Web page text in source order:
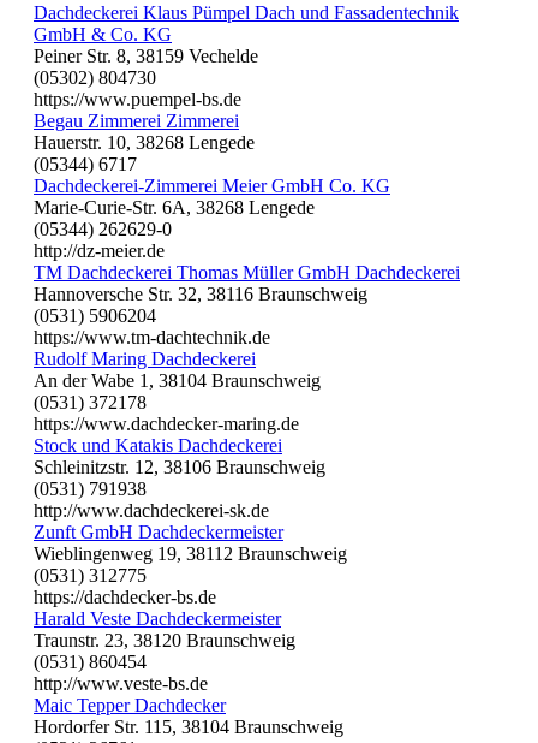
Dachdeckerei Klaus Pümpel Dach und Fassadentechnik
GmbH & Co. KG
Peiner Str. 8, 38159 Vechelde
(05302) 804730
https://www.puempel-bs.de
Begau Zimmerei Zimmerei
Hauerstr. 10, 38268 Lengede
(05344) 6717
Dachdeckerei-Zimmerei Meier GmbH Co. KG
Marie-Curie-Str. 6A, 38268 Lengede
(05344) 262629-0
http://dz-meier.de
TM Dachdeckerei Thomas Müller GmbH Dachdeckerei
Hannoversche Str. 32, 38116 Braunschweig
(0531) 5906204
https://www.tm-dachtechnik.de
Rudolf Maring Dachdeckerei
An der Wabe 1, 38104 Braunschweig
(0531) 372178
https://www.dachdecker-maring.de
Stock und Katakis Dachdeckerei
Schleinitzstr. 12, 38106 Braunschweig
(0531) 791938
http://www.dachdeckerei-sk.de
Zunft GmbH Dachdeckermeister
Wieblingenweg 19, 38112 Braunschweig
(0531) 312775
https://dachdecker-bs.de
Harald Veste Dachdeckermeister
Traunstr. 23, 38120 Braunschweig
(0531) 860454
http://www.veste-bs.de
Maic Tepper Dachdecker
Hordorfer Str. 115, 38104 Braunschweig